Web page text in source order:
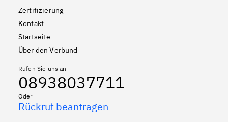
Zertifizierung
Kontakt
Startseite
Über den Verbund
Rufen Sie uns an
08938037711
Oder
Rückruf beantragen